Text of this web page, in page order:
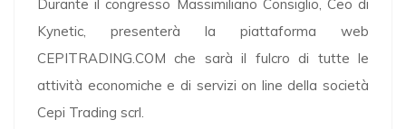
Durante il congresso Massimiliano Consiglio, Ceo di
Kynetic, presenterà la piattaforma web
CEPITRADING.COM che sarà il fulcro di tutte le
attività economiche e di servizi on line della società
Cepi Trading scrl.